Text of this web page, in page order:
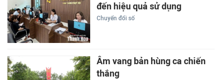
đến hiệu quả sử dụng
Chuyển đổi số
Âm vang bản hùng ca chiến
thắng